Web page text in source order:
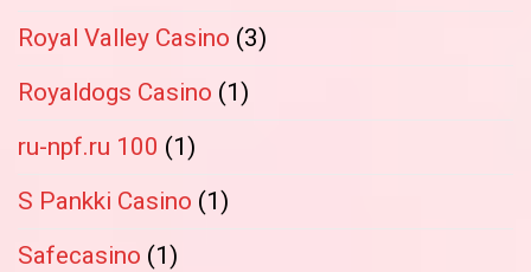
Royal Valley Casino (3)
Royaldogs Casino (1)
ru-npf.ru 100 (1)
S Pankki Casino (1)
Safecasino (1)